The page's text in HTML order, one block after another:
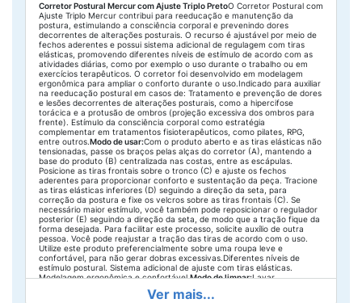
Corretor Postural Mercur com Ajuste Triplo PretoO Corretor Postural com
Ajuste Triplo Mercur contribui para reeducação e manutenção da
postura, estimulando a consciência corporal e prevenindo dores
decorrentes de alterações posturais. O recurso é ajustável por meio de
fechos aderentes e possui sistema adicional de regulagem com tiras
elásticas, promovendo diferentes níveis de estímulo de acordo com as
atividades diárias, como por exemplo o uso durante o trabalho ou em
exercícios terapêuticos. O corretor foi desenvolvido em modelagem
ergonômica para ampliar o conforto durante o uso.Indicado para auxiliar
na reeducação postural em casos de: Tratamento e prevenção de dores
e lesões decorrentes de alterações posturais, como a hipercifose
torácica e a protusão de ombros (projeção excessiva dos ombros para
frente). Estímulo da consciência corporal como estratégia
complementar em tratamentos fisioterapêuticos, como pilates, RPG,
entre outros.Modo de usar:Com o produto aberto e as tiras elásticas não
tensionadas, passe os braços pelas alças do corretor (A), mantendo a
base do produto (B) centralizada nas costas, entre as escápulas.
Posicione as tiras frontais sobre o tronco (C) e ajuste os fechos
aderentes para proporcionar conforto e sustentação da peça. Tracione
as tiras elásticas inferiores (D) seguindo a direção da seta, para
correção da postura e fixe os velcros sobre as tiras frontais (C). Se
necessário maior estímulo, você também pode reposicionar o regulador
posterior (E) seguindo a direção da seta, de modo que a tração fique da
forma desejada. Para facilitar este processo, solicite auxílio de outra
pessoa. Você pode reajustar a tração das tiras de acordo com o uso.
Utilize este produto preferencialmente sobre uma roupa leve e
confortável, para não gerar dobras excessivas.Diferentes níveis de
estímulo postural. Sistema adicional de ajuste com tiras elásticas.
Modelagem ergonômica e confortável.Modo de limpar:Lavar
manualmente com sabão neutro em água até 40°C, sem lavar ou secar
em máquina, nem utilizar produtos clorados e solventes para remover
Ver mais...